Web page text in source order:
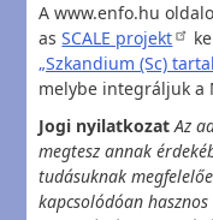
A www.enfo.hu
asSCALE projekt
„Szkandium (Sc)
melybe integráljuk a
Jogi nyilatkozat Az
megtesz annak
tudásuknak
kapcsolódóan